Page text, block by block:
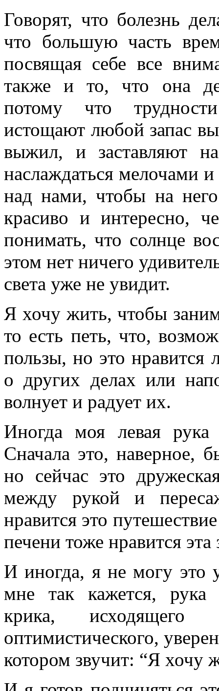
Говорят, что болезнь
что большую часть
посвящая себе все
также и то, что она
потому что
истощают любой запас
выжил, и заставляют
наслаждаться мелочами
над нами, чтобы на
красиво и интересно,
понимать, что солнце
этом нет ничего
света уже не увидит.
Я хочу жить, чтобы
то есть петь, что,
пользы, но это нравится
о других делах или
волнует и радует их.
Иногда моя левая рука
Сначала это, наверное,
но сейчас это
между рукой и
нравится это
печени тоже нравится эта
И иногда, я не могу это
мне так кажется, рука
крика,
оптимистического,
котором звучит: “Я хочу